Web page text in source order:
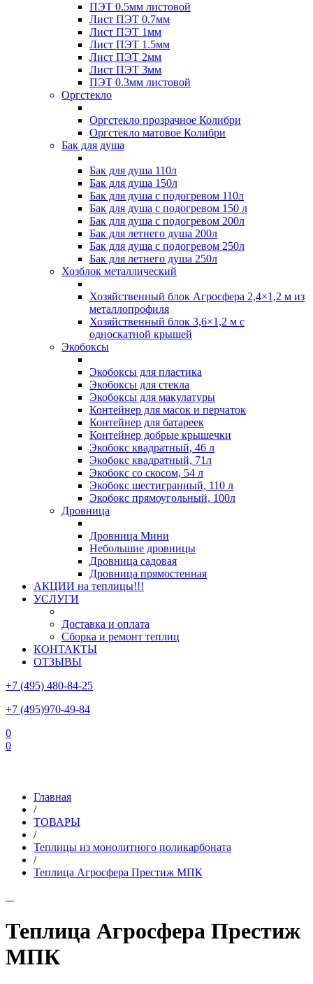
ПЭТ 0.5мм листовой
Лист ПЭТ 0.7мм
Лист ПЭТ 1мм
Лист ПЭТ 1.5мм
Лист ПЭТ 2мм
Лист ПЭТ 3мм
ПЭТ 0.3мм листовой
Оргстекло
Оргстекло прозрачное Колибри
Оргстекло матовое Колибри
Бак для душа
Бак для душа 110л
Бак для душа 150л
Бак для душа с подогревом 110л
Бак для душа с подогревом 150 л
Бак для душа с подогревом 200л
Бак для летнего душа 200л
Бак для душа с подогревом 250л
Бак для летнего душа 250л
Хозблок металлический
Хозяйственный блок Агросфера 2,4×1,2 м из
металлопрофиля
Хозяйственный блок 3,6×1,2 м с
односкатной крышей
Экобоксы
Экобоксы для пластика
Экобоксы для стекла
Экобоксы для макулатуры
Контейнер для масок и перчаток
Контейнер для батареек
Контейнер добрые крышечки
Экобокс квадратный, 46 л
Экобокс квадратный, 71л
Экобокс со скосом, 54 л
Экобокс шестигранный, 110 л
Экобокс прямоугольный, 100л
Дровница
Дровница Мини
Небольшие дровницы
Дровница садовая
Дровница прямостенная
АКЦИИ на теплицы!!!
УСЛУГИ
Доставка и оплата
Сборка и ремонт теплиц
КОНТАКТЫ
ОТЗЫВЫ
+7 (495) 480-84-25
+7 (495)970-49-84
0
0
Главная
/
ТОВАРЫ
/
Теплицы из монолитного поликарбоната
/
Теплица Агросфера Престиж МПК
Теплица Агросфера Престиж
МПК